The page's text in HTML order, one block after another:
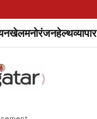
खेलमनोरंजनहेल्थव्यापार